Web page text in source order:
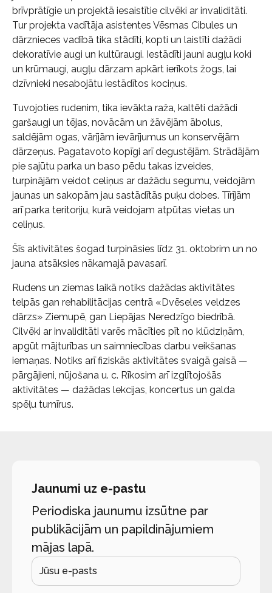
brīvprātīgie un projektā iesaistītie cilvēki ar invaliditāti.
Tur projekta vadītāja asistentes Vēsmas Cibules un
dārznieces vadībā tika stādīti, kopti un laistīti dažādi
dekoratīvie augi un kultūraugi. Iestādīti jauni augļu koki
un krūmaugi, augļu dārzam apkārt ierīkots žogs, lai
dzīvnieki nesabojātu iestādītos kociņus.
Tuvojoties rudenim, tika ievākta raža, kaltēti dažādi
garšaugi un tējas, novācām un žāvējām ābolus,
saldējām ogas, vārījām ievārījumus un konservējām
dārzeņus. Pagatavoto kopīgi arī degustējām. Strādājām
pie sajūtu parka un baso pēdu takas izveides,
turpinājām veidot celiņus ar dažādu segumu, veidojām
jaunas un sakopām jau sastādītās puķu dobes. Tīrījām
arī parka teritoriju, kurā veidojam atpūtas vietas un
celiņus.
Šīs aktivitātes šogad turpināsies līdz 31. oktobrim un no
jauna atsāksies nākamajā pavasarī.
Rudens un ziemas laikā notiks dažādas aktivitātes
telpās gan rehabilitācijas centrā «Dvēseles veldzes
dārzs» Ziemupē, gan Liepājas Neredzīgo biedrībā.
Cilvēki ar invaliditāti varēs mācīties pīt no klūdziņām,
apgūt mājturības un saimniecības darbu veikšanas
iemaņas. Notiks arī fiziskās aktivitātes svaigā gaisā —
pārgājieni, nūjošana u. c. Rīkosim arī izglītojošās
aktivitātes — dažādas lekcijas, koncertus un galda
spēļu turnīrus.
Jaunumi uz e-pastu
Periodiska jaunumu izsūtne par
publikācijām un papildinājumiem
mājas lapā.